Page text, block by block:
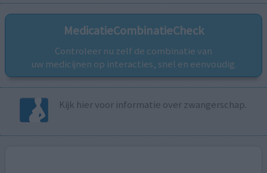
MedicatieCombinatieCheck
Controleer nu zelf de combinatie van
uw medicijnen op interacties, snel en eenvoudig.
Kijk hier voor informatie over zwangerschap.